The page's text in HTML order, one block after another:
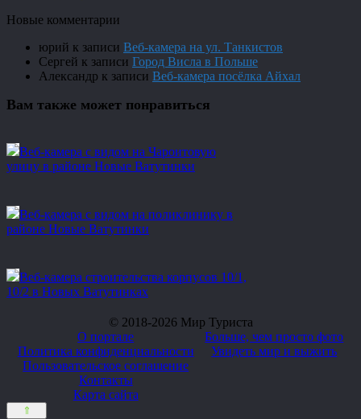
Новые комментарии
юрий к записи Веб-камера на ул. Танкистов
Сергей к записи Город Висла в Польше
Александр к записи Веб-камера посёлка Айхал
Вам также может понравиться
Веб-камера с видом на Чароитовую
улицу в районе Новые Ватутинки
Веб-камера с видом на поликлинику в
районе Новые Ватутинки
Веб-камера строительства корпусов 10/1,
10/2 в Новых Ватутинках
© 2018-2026 Мир Туриста
О портале
Политика конфиденциальности
Пользовательское соглашение
Контакты
Карта сайта
Больше, чем просто фото
Увидеть мир и выжить